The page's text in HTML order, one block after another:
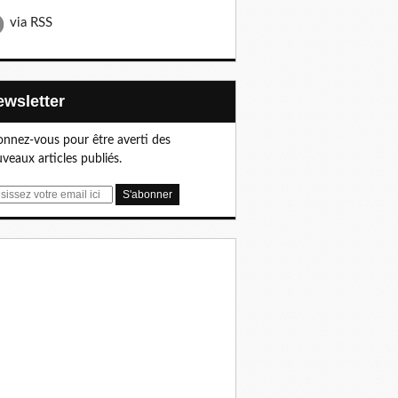
via RSS
vous pour être averti des
articles publiés.